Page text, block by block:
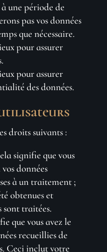
une période de
pas vos données
que nécessaire.
pour assurer
pour assurer
des données.
utilisateurs
droits suivants :
signifie que vous
données
à un traitement ;
obtenues et
traitées.
que vous avez le
recueillies de
Ceci inclut votre